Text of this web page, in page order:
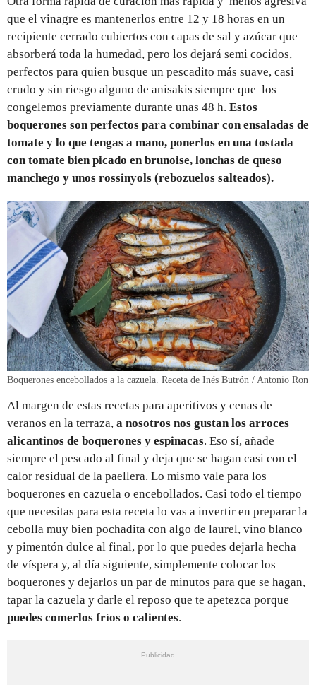
que el vinagre es mantenerlos entre 12 y 18 horas en un
recipiente cerrado cubiertos con capas de sal y azúcar que
absorberá toda la humedad, pero los dejará semi cocidos,
perfectos para quien busque un pescadito más suave, casi
crudo y sin riesgo alguno de anisakis siempre que los
congelemos previamente durante unas 48 h. Estos
boquerones son perfectos para combinar con ensaladas de
tomate y lo que tengas a mano, ponerlos en una tostada
con tomate bien picado en brunoise, lonchas de queso
manchego y unos rossinyols (rebozuelos salteados).
Boquerones encebollados a la cazuela. Receta de Inés Butrón / Antonio Ron
Al margen de estas recetas para aperitivos y cenas de
veranos en la terraza, a nosotros nos gustan los arroces
alicantinos de boquerones y espinacas. Eso sí, añade
siempre el pescado al final y deja que se hagan casi con el
calor residual de la paellera. Lo mismo vale para los
boquerones en cazuela o encebollados. Casi todo el tiempo
que necesitas para esta receta lo vas a invertir en preparar la
cebolla muy bien pochadita con algo de laurel, vino blanco
y pimentón dulce al final, por lo que puedes dejarla hecha
de víspera y, al día siguiente, simplemente colocar los
boquerones y dejarlos un par de minutos para que se hagan,
tapar la cazuela y darle el reposo que te apetezca porque
puedes comerlos fríos o calientes.